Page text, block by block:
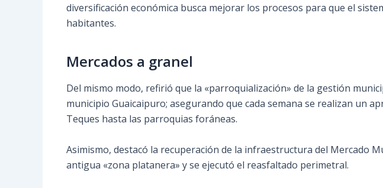
diversificación económica busca mejorar los procesos para que el
habitantes.
Mercados a granel
Del mismo modo, refirió que la «parroquialización» de la gestión
municipio Guaicaipuro; asegurando que cada semana se realizan un
Teques hasta las parroquias foráneas.
Asimismo, destacó la recuperación de la infraestructura del Mercado
antigua «zona platanera» y se ejecutó el reasfaltado perimetral.